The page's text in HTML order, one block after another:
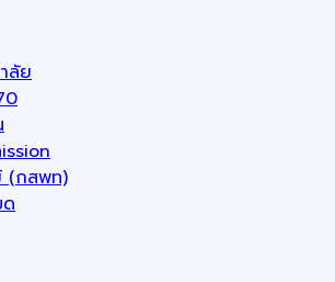
ลัย
(กสพท)
ด